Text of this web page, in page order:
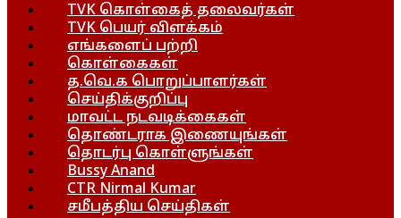
TVK கொள்கைத் தலைவர்கள்
TVK பெயர் விளக்கம்
எங்களைப் பற்றி
கொள்கைகள்
த.வெ.க பொறுப்பாளர்கள்
செய்திக்குறிப்பு
மாவட்ட நடவடிக்கைகள்
தொண்டராக இணையுங்கள்
தொடர்பு கொள்ளுங்கள்
Bussy Anand
CTR Nirmal Kumar
சமீபத்திய செய்திகள்